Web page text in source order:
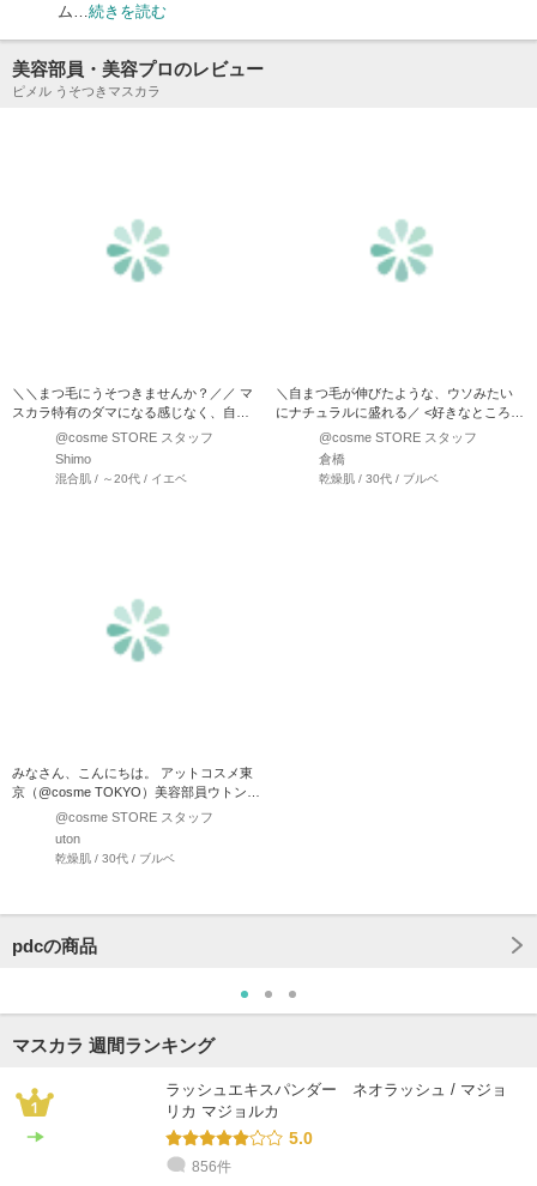
ム… 続きを読む
美容部員・美容プロのレビュー
ピメル うそつきマスカラ
＼＼まつ毛にうそつきませんか？／／ マ
スカラ特有のダマになる感じなく、自ま
つ毛の感じはそのままキ…
@cosme STORE スタッフ
Shimo
混合肌 / ～20代 / イエベ
＼自まつ毛が伸びたような、ウソみたい
にナチュラルに盛れる／ <好きなところ>
・自まつ…@cosme STORE スタッフ
倉橋
乾燥肌 / 30代 / ブルベ
みなさん、こんにちは。 アットコスメ東
京（@cosme TOKYO）美容部員ウトンで
@cosme STORE スタッフ
uton
乾燥肌 / 30代 / ブルベ
pdcの商品
マスカラ 週間ランキング
ラッシュエキスパンダー ネオラッシュ / マジョ
リカ マジョルカ
5.0
856件